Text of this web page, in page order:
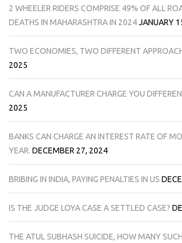
2 WHEELER RIDERS COMPRISE 49% OF ALL
DEATHS IN MAHARASHTRA IN 2024JANUARY
TWO ECONOMIES, TWO DIFFERENT
2025
CAN A MANUFACTURER CHARGE YOU
2025
BANKS CAN CHARGE AN INTEREST RATE OF
YEAR. DECEMBER 27, 2024
BRIBING IN INDIA, PAYING PENALTIES IN US
IS THE JUDGE LOYA CASE A SETTLED CASE?
THE ATUL SUBHASH SUICIDE, HOW MANY